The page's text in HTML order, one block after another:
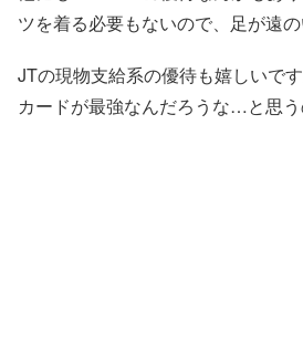
ツを着る必要もないので、足が遠の
JTの現物支給系の優待も嬉しいで
カードが最強なんだろうな…と思う